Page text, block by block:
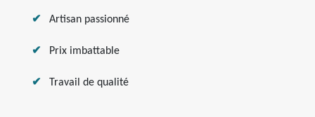
Artisan passionné
Prix imbattable
Travail de qualité